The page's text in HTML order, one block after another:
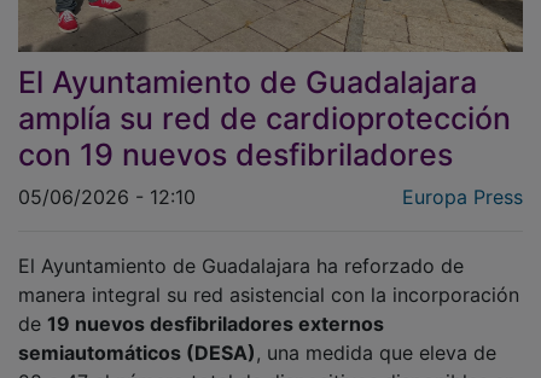
El Ayuntamiento de Guadalajara
amplía su red de cardioprotección
con 19 nuevos desfibriladores
manera integral su red asistencial con la incorporación
de19 nuevos desfibriladores externos
semiautomáticos (DESA), una medida que eleva de
28 a 47 el número total de dispositivos disponibles en